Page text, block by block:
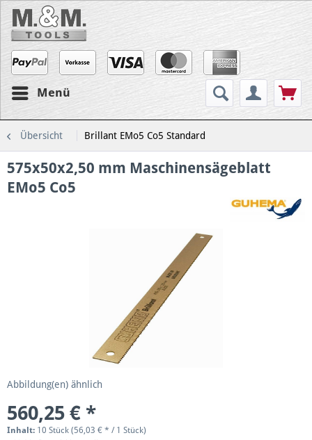
Menü
Übersicht Brillant EMo5 Co5 Standard
575x50x2,50 mm Maschinensägeblatt
EMo5 Co5
Abbildung(en) ähnlich
560,25 € *
Inhalt: 10 Stück (56,03 € * / 1 Stück)